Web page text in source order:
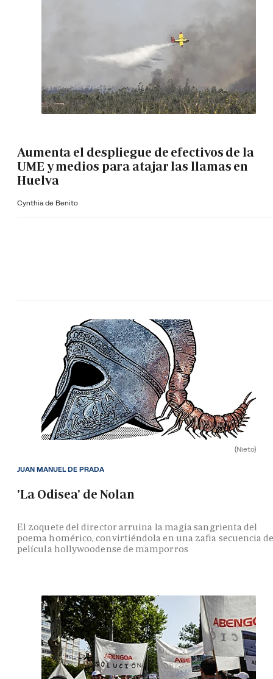
Aumenta el despliegue de efectivos de la
UME y medios para atajar las llamas en
Huelva
Cynthia de Benito
(Nieto)
'La Odisea' de Nolan
El zoquete del director arruina la magia sangrienta del
poema homérico, convirtiéndola en una zafia secuencia
película hollywoodense de mamporros
JUAN MANUEL DE PRADA